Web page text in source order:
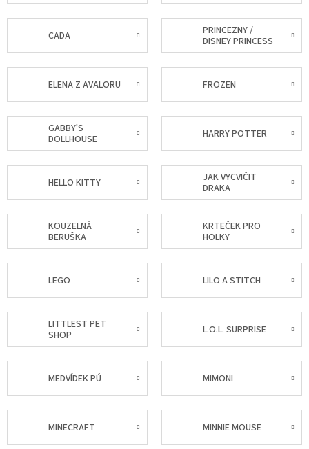
CADA
PRINCEZNY /
DISNEY PRINCESS
ELENA Z AVALORU FROZEN
GABBY'S
DOLLHOUSE
HARRY POTTER
HELLO KITTY
JAK VYCVIČIT
DRAKA
KOUZELNÁ
BERUŠKA
KRTEČEK PRO
HOLKY
LEGO LILO A STITCH
LITTLEST PET
SHOP
L.O.L. SURPRISE
MEDVÍDEK PÚ MIMONI
MINECRAFT MINNIE MOUSE